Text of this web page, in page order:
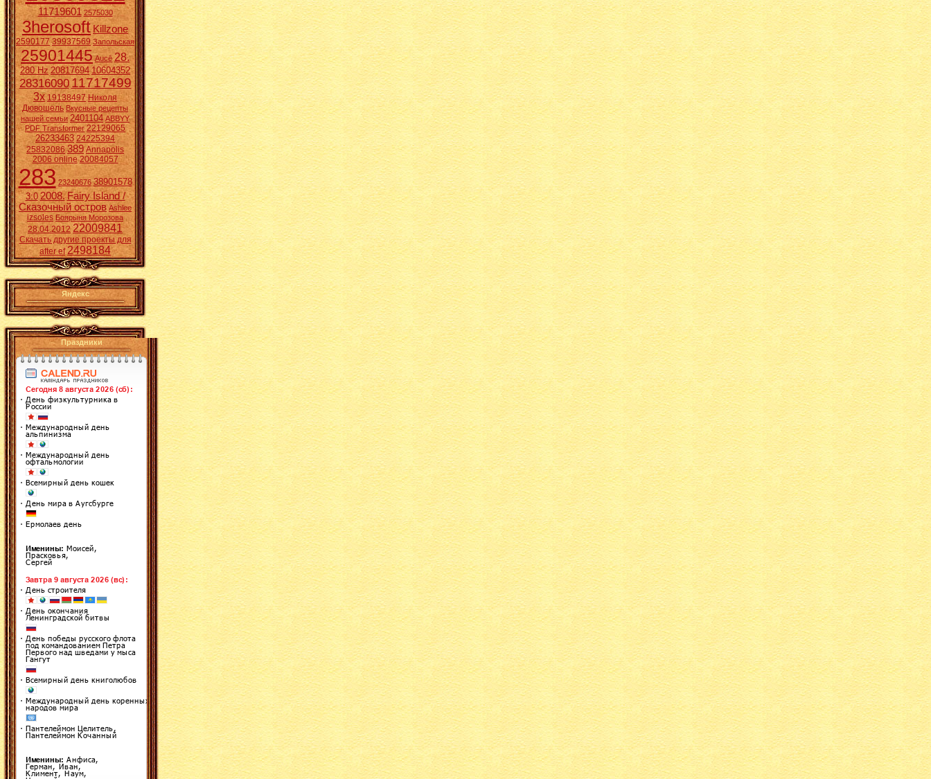
11719601 2575030
3herosoft Killzone
2590177 39937569 Запольская
25901445 Aucē 28.
280 Hz 20817694 10604352
2831609011717499
3x 19138497 Николя
Дювошель Вкусные рецепты
нашей семьи 2401104 ABBYY
PDF Transformer 22129065
26233463 24225394
25832086 389 Annapolis
2006 online 20084057
283 23240676 38901578
3:0 2008. Fairy Island /
Сказочный остров Ashlee
izsoles Боярыня Морозова
28.04.2012 22009841
Скачать другие проекты для
after ef 2498184
Яндекс
Праздники